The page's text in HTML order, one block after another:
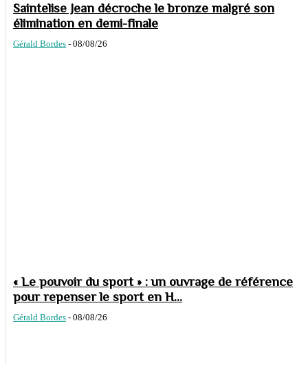
Saintelise Jean décroche le bronze malgré son
élimination en demi-finale
Gérald Bordes - 08/08/26
« Le pouvoir du sport » : un ouvrage de référence
pour repenser le sport en H...
Gérald Bordes - 08/08/26